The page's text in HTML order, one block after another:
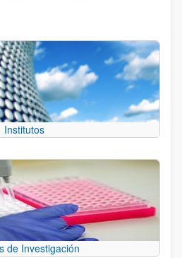
Institutos
de Investigación